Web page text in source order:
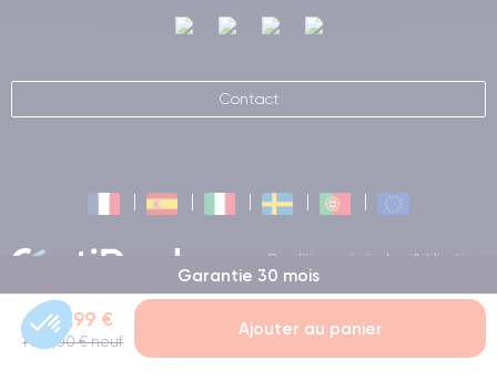
Garantie 30 mois
294,99 €
1 039,00 € neuf
Ajouter au panier
Contact
Conditions générales d'utilisation
Certideal © 2026 Tous droits
réservés